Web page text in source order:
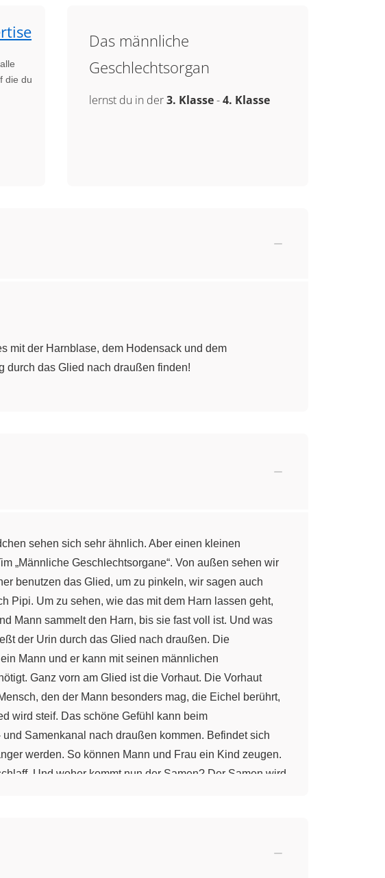
die du
Das männliche
Geschlechtsorgan
lernst du in der3. Klasse-4. Klasse
mit der Harnblase, dem Hodensack und dem
durch das Glied nach draußen finden!
sehen sich sehr ähnlich. Aber einen kleinen
„Männliche Geschlechtsorgane“. Von außen sehen wir
benutzen das Glied, um zu pinkeln, wir sagen auch
Pipi. Um zu sehen, wie das mit dem Harn lassen geht,
Mann sammelt den Harn, bis sie fast voll ist. Und was
der Urin durch das Glied nach draußen. Die
Mann und er kann mit seinen männlichen
Ganz vorn am Glied ist die Vorhaut. Die Vorhaut
den der Mann besonders mag, die Eichel berührt,
wird steif. Das schöne Gefühl kann beim
Samenkanal nach draußen kommen. Befindet sich
werden. So können Mann und Frau ein Kind zeugen.
Und woher kommt nun der Samen? Der Samen wird
beiden Hoden. Jungen haben diese Körperteile bereits